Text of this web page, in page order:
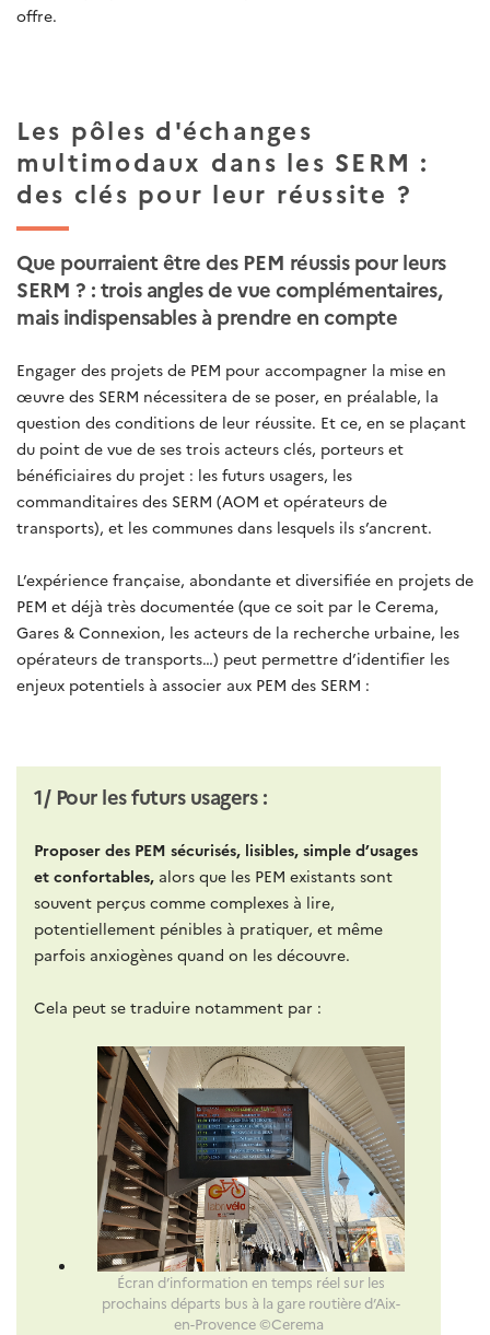
offre.
Les pôles d'échanges
multimodaux dans les SERM :
des clés pour leur réussite ?
Que pourraient être des PEM réussis pour leurs
SERM ? : trois angles de vue complémentaires,
mais indispensables à prendre en compte
Engager des projets de PEM pour accompagner la mise en
œuvre des SERM nécessitera de se poser, en préalable, la
question des conditions de leur réussite. Et ce, en se plaçant
du point de vue de ses trois acteurs clés, porteurs et
bénéficiaires du projet : les futurs usagers, les
commanditaires des SERM (AOM et opérateurs de
transports), et les communes dans lesquels ils s’ancrent.
L’expérience française, abondante et diversifiée en projets de
PEM et déjà très documentée (que ce soit par le Cerema,
Gares & Connexion, les acteurs de la recherche urbaine, les
opérateurs de transports…) peut permettre d’identifier les
enjeux potentiels à associer aux PEM des SERM :
1/ Pour les futurs usagers :
Proposer des PEM sécurisés, lisibles, simple d’usages
et confortables, alors que les PEM existants sont
souvent perçus comme complexes à lire,
potentiellement pénibles à pratiquer, et même
parfois anxiogènes quand on les découvre.
Cela peut se traduire notamment par :
Écran d’information en temps réel sur les
prochains départs bus à la gare routière d’Aix-
en-Provence ©Cerema